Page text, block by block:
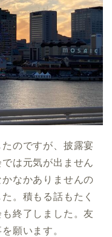
のですが、披露宴
は元気が出ません
なかありませんの
。積もる話もたく
終了しました。友
願います。